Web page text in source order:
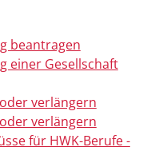
beantragen
einer Gesellschaft
verlängern
verlängern
für HWK-Berufe -